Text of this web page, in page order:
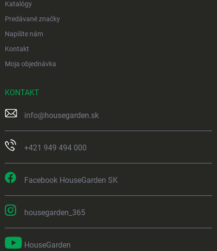
Katalógy
Predávané značky
Napíšte nám
Kontakt
Moja objednávka
KONTAKT
info@housegarden.sk
+421 949 494 000
Facebook HouseGarden SK
housegarden_365
HouseGarden